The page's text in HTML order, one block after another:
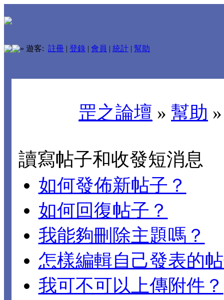
» 遊客: 註冊 | 登錄 | 會員 | 統計 | 幫助
罡之論壇 » 幫助
讀寫帖子和收發短消息
如何發佈新帖子？
如何回復帖子？
我能夠刪除主題嗎？
怎樣編輯自己發表的
我可不可以上傳附件？